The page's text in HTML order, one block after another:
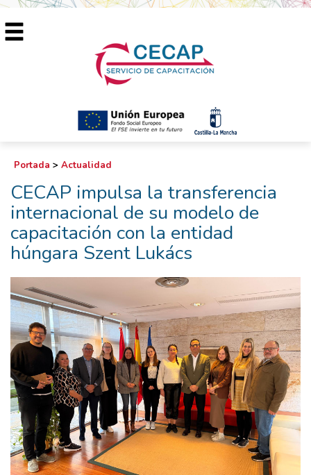
Portada > Actualidad
CECAP impulsa la transferencia
internacional de su modelo de
capacitación con la entidad
húngara Szent Lukács